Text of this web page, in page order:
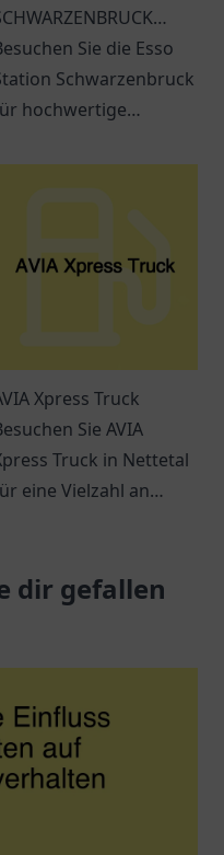
Str. 2a
Sie die Esso
Schwarzenbruck
hochwertige
Service.
Xpress Truck
Sie AVIA
Truck in Nettetal
eine Vielzahl an
Ideal für
Reisende und Pendler.
dir gefallen